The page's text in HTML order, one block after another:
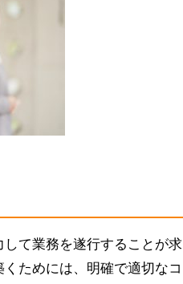
て業務を遂行することが求
ためには、明確で適切なコ